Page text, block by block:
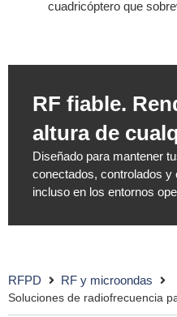
RF fiable.
altura de
Diseñado para mantener
conectados, controlados y
incluso en los entornos
RFPD RF y microondas
Soluciones de radiofrecuencia